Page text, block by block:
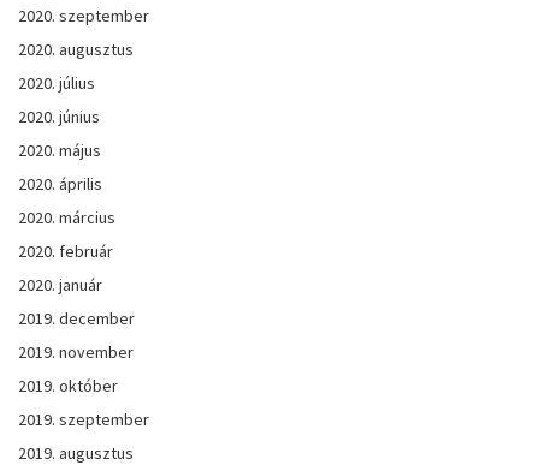
2020. szeptember
2020. augusztus
2020. július
2020. június
2020. május
2020. április
2020. március
2020. február
2020. január
2019. december
2019. november
2019. október
2019. szeptember
2019. augusztus